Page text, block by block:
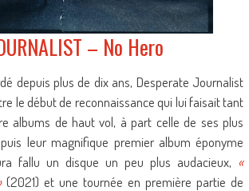
– No Hero
depuis plus de dix ans, Desperate Journalist
le début de reconnaissance qui lui faisait tant
albums de haut vol, à part celle de ses plus
leur magnifique premier album éponyme
fallu un disque un peu plus audacieux, «
(2021) et une tournée en première partie de